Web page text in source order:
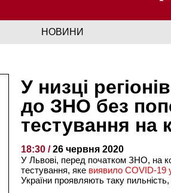
НОВИНИ
У низці
до ЗНО без
тестування на
18:30 /26 червня 2020
У Львові, перед початком ЗНО, на
тестування, яке виявило СOVID-19
України проявляють таку